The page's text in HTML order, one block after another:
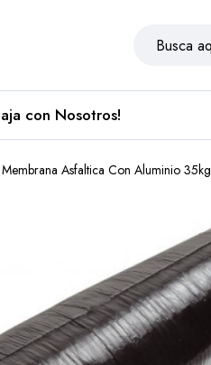
con Nosotros!
Membrana Asfaltica Con Aluminio 35kg